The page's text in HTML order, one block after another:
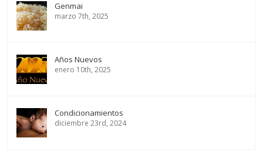
Genmai
marzo 7th, 2025
Años Nuevos
enero 10th, 2025
Condicionamientos
diciembre 23rd, 2024